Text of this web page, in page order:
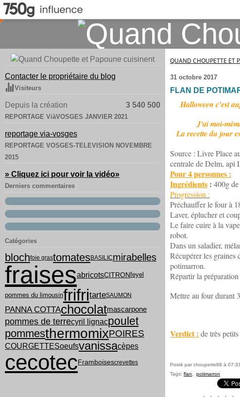
Contacter le propriétaire du blog
Visiteurs
Depuis la création 3 540 500
REPORTAGE ViàVOSGES JANVIER 2021
reportage via-vosges
REPORTAGE VOSGES-TELEVISION NOVEMBRE
2015
» Cliquez ici pour voir la vidéo»
Derniers commentaires
Catégories
blochfoie grastomatesBASILICmirabelles
fraisesabricotsCITRONfeyel
pommes du limousinfrifritarteSAUMON
PANNA COTTAchocolatmascarpone
pommes de terrecyril lignacpoulet
pommesthermomixPOIRES
COURGETTESoeufsvanissacèpes
cecotec Framboisescrevettes
QUAND CHOUPETTE ET
31 octobre 2017
FLAN DE
Halloween c'est
J'ai moi-
La recette du jour
Source : Livre Place
centrale de Delm, api
Pour 4 personnes :
Ingrédients : 400g
Progression :
Préchauffer le four à
Laver, éplucher et
Le faire cuire à la
robot.
Dans un saladier,
Récupérer les graines
potimarron.
Répartir la
Mettre au four durant
Verdict : de très
Posté par choupette88 à
Tags: flan potimarron